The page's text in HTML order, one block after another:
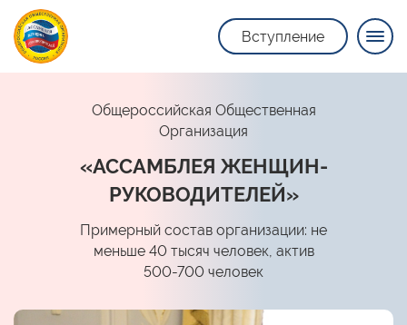
Вступление
Общероссийская Общественная
Организация
«АССАМБЛЕЯ ЖЕНЩИН-
РУКОВОДИТЕЛЕЙ»
Примерный состав организации: не
меньше 40 тысяч человек, актив
500-700 человек